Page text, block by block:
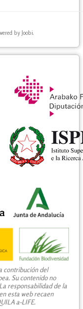
by Joobi.
contribución del
Su contenido no
responsabilidad de la
esta web recaen
a-LIFE.